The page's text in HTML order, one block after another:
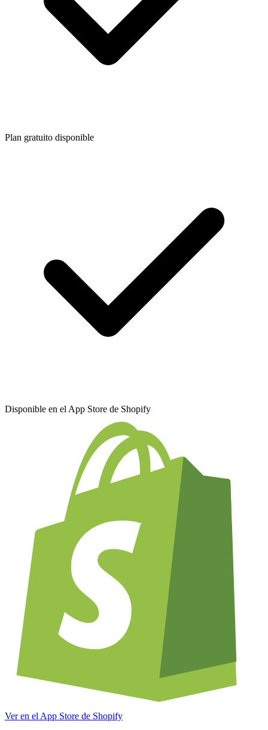
Plan gratuito disponible
Disponible en el App Store de Shopify
Ver en el App Store de Shopify